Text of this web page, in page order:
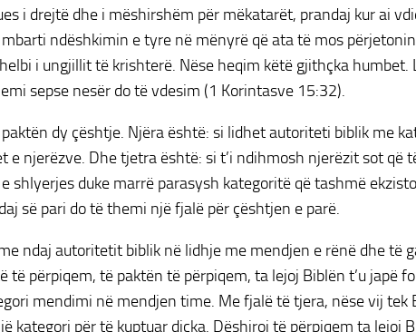
i drejtë dhe i mëshirshëm për mëkatarët, prandaj kur ai
ndëshkimin e tyre në mënyrë që ata të mos
i ungjillit të krishterë. Nëse heqim këtë gjithçka humbet.
sepse nesër do të vdesim (1 Korintasve 15:32).
dy çështje. Njëra është: si lidhet autoriteti biblik me
e njerëzve. Dhe tjetra është: si t’i ndihmosh njerëzit sot që
shlyerjes duke marrë parasysh kategoritë që tashmë
së pari do të themi një fjalë për çështjen e parë.
ndaj autoritetit biblik në lidhje me mendjen e rënë dhe të
të përpiqem, të paktën të përpiqem, ta lejoj Biblën t’u japë
mendimi në mendjen time. Me fjalë të tjera, nëse vij tek
kategori për të kuptuar diçka. Dëshiroj të përpiqem ta lejoj